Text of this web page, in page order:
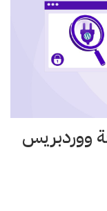
ووردبريس